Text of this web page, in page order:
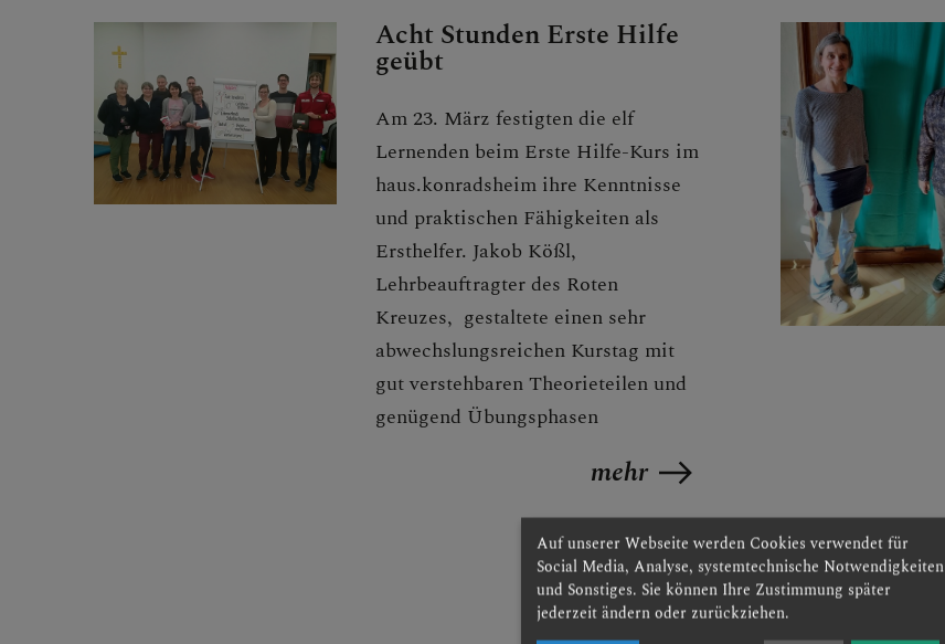
Acht Stunden Erste Hilfe
geübt
Am 23. März festigten die elf
Lernenden beim Erste Hilfe-Kurs im
haus.konradsheim ihre Kenntnisse
und praktischen Fähigkeiten als
Ersthelfer. Jakob Kößl,
Lehrbeauftragter des Roten
Kreuzes, gestaltete einen sehr
abwechslungsreichen Kurstag mit
gut verstehbaren Theorieteilen und
genügend Übungsphasen
mehr
Auf unserer Webseite werden Cookies verwendet für
Social Media, Analyse, systemtechnische Notwendigkeiten
und Sonstiges. Sie können Ihre Zustimmung später
jederzeit ändern oder zurückziehen.